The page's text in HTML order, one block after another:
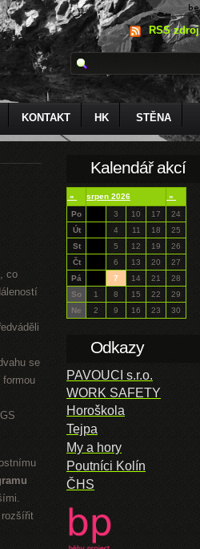
RSS zdroj
KONTAKT HK STĚNA
co
se
formou
Kalendář akcí
« srpen 2026
»
Po
3 10 17
24
Út
4 11 18
25
St
5 12 19
26
Čt
6 13 20
27
Pá
7 14 21
28
So
1 8 15 22
29
Ne
2 9 16 23 30
Odkazy
PAVOUCI s.r.o.
WORK SAFETY
Horoškola
Tejpa
My a hory
Poutníci Kolín
ČHS